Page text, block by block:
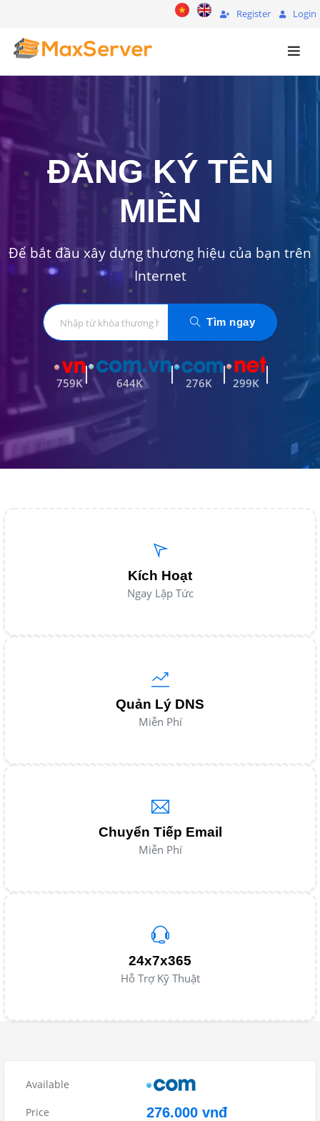
Register Login
ĐĂNG KÝ TÊN
MIỀN
Để bắt đầu xây dựng thương hiệu của bạn trên
Internet
Tìm ngay
759K 644K 276K 299K
Kích Hoạt
Ngay Lập Tức
Quản Lý DNS
Miễn Phí
Chuyển Tiếp Email
Miễn Phí
24x7x365
Hỗ Trợ Kỹ Thuật
276.000 vnđ